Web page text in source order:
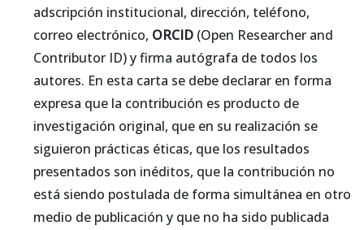
adscripción institucional, dirección, teléfono,
correo electrónico, ORCID (Open Researcher and
Contributor ID) y firma autógrafa de todos los
autores. En esta carta se debe declarar en forma
expresa que la contribución es producto de
investigación original, que en su realización se
siguieron prácticas éticas, que los resultados
presentados son inéditos, que la contribución no
está siendo postulada de forma simultánea en otro
medio de publicación y que no ha sido publicada